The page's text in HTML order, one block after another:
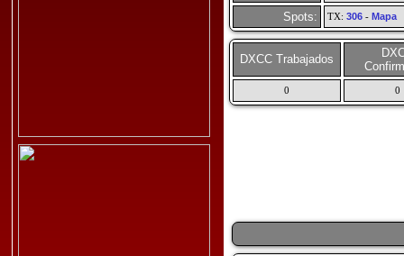
Spots:
TX: 306- Mapa
DXCC Trabajados
0 0